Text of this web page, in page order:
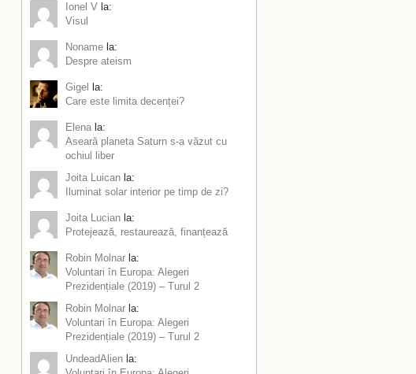
Ionel V la:
Visul
Noname la:
Despre ateism
Gigel
la:
Care este limita decenței?
Elena la:
Aseară planeta Saturn s-a văzut cu
ochiul liber
Joita Luican la:
Iluminat solar interior pe timp de zi?
Joita Lucian la:
Protejează, restaurează, finanțează
Robin Molnar la:
Voluntari în Europa: Alegeri
Prezidențiale (2019) – Turul 2
Robin Molnar la:
Voluntari în Europa: Alegeri
Prezidențiale (2019) – Turul 2
UndeadAlien la: